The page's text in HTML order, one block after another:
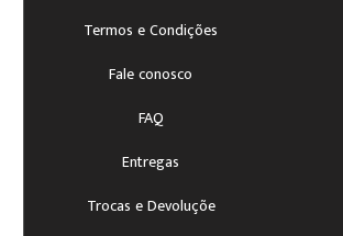
Termos e Condições
Fale conosco
FAQ
Entregas
Trocas e Devoluçõe